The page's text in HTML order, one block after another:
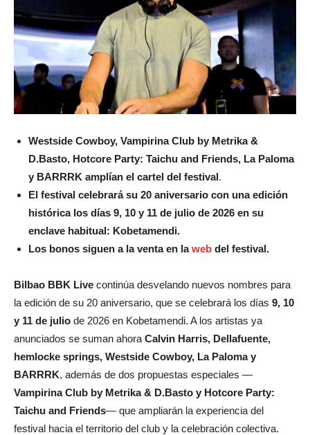
Westside Cowboy, Vampirina Club by Metrika &
D.Basto, Hotcore Party: Taichu and Friends, La Paloma
y BARRRK amplían el cartel del festival.
El festival celebrará su 20 aniversario con una edición
histórica los días 9, 10 y 11 de julio de 2026 en su
enclave habitual: Kobetamendi.
Los bonos siguen a la venta en laweb del festival.
Bilbao BBK Live continúa desvelando nuevos nombres para
la edición de su 20 aniversario, que se celebrará los días 9, 10
y 11 de julio de 2026 en Kobetamendi. A los artistas ya
anunciados se suman ahora Calvin Harris, Dellafuente,
hemlocke springs, Westside Cowboy, La Paloma y
BARRRK, además de dos propuestas especiales —
Vampirina Club by Metrika & D.Basto y Hotcore Party:
Taichu and Friends— que ampliarán la experiencia del
festival hacia el territorio del club y la celebración colectiva.